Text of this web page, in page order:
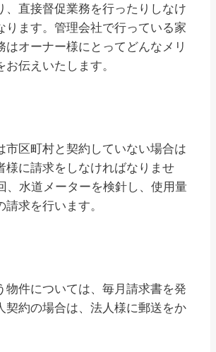
、直接督促業務を行ったりしなけ
ります。管理会社で行っている家
はオーナー様にとってどんなメリ
お伝えいたします。
市区町村と契約していない場合は
様に請求をしなければなりませ
、水道メーターを検針し、使用量
求を行います。
物件については、毎月請求書を発
契約の場合は、法人様に郵送をか